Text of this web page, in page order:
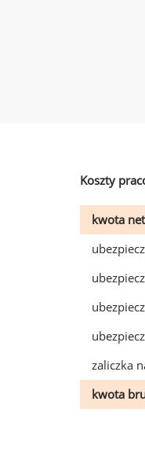
Koszty
kwota
zaliczka
kwota